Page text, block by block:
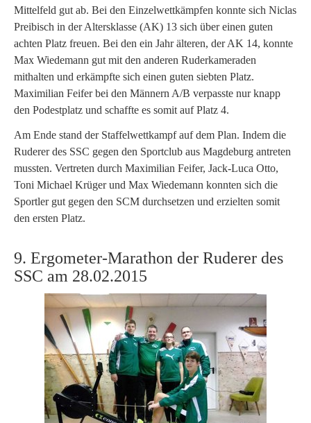
Mittelfeld gut ab. Bei den Einzelwettkämpfen konnte sich Niclas
Preibisch in der Altersklasse (AK) 13 sich über einen guten
achten Platz freuen. Bei den ein Jahr älteren, der AK 14, konnte
Max Wiedemann gut mit den anderen Ruderkameraden
mithalten und erkämpfte sich einen guten siebten Platz.
Maximilian Feifer bei den Männern A/B verpasste nur knapp
den Podestplatz und schaffte es somit auf Platz 4.
Am Ende stand der Staffelwettkampf auf dem Plan. Indem die
Ruderer des SSC gegen den Sportclub aus Magdeburg antreten
mussten. Vertreten durch Maximilian Feifer, Jack-Luca Otto,
Toni Michael Krüger und Max Wiedemann konnten sich die
Sportler gut gegen den SCM durchsetzen und erzielten somit
den ersten Platz.
9. Ergometer-Marathon der Ruderer des
SSC am 28.02.2015